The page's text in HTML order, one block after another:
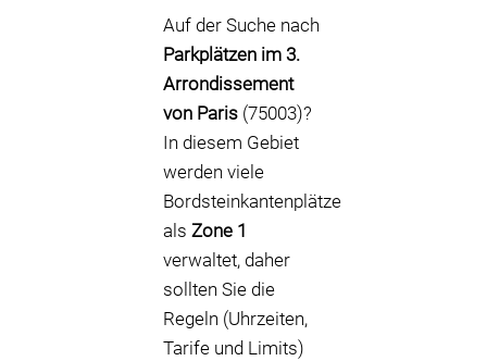
Auf der Suche nach
Parkplätzen im 3.
Arrondissement
von Paris (75003)?
In diesem Gebiet
werden viele
Bordsteinkantenplätze
als Zone 1
verwaltet, daher
sollten Sie die
Regeln (Uhrzeiten,
Tarife und Limits)